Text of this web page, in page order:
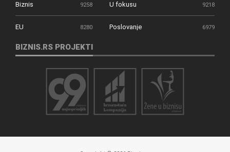
Biznis 9258 U fokusu 9218
EU 8280 Poslovanje 6979
BIZNIS.RS PROJEKTI